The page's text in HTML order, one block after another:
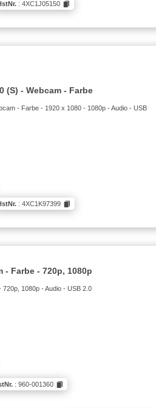
: 4XC1J05150
(S) - Webcam - Farbe
- Farbe - 1920 x 1080 - 1080p - Audio - USB
: 4XC1K97399
- Farbe - 720p, 1080p
1080p - Audio - USB 2.0
: 960-001360